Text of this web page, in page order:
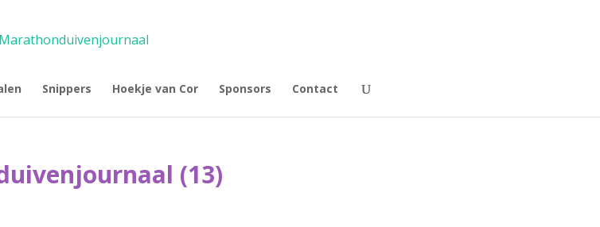
Snippers Hoekje van Cor Sponsors Contact
(13)